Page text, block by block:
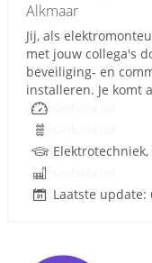
Alkmaar
Jij, als
met jouw collega's
beveiliging- en
installeren. Je komt
Laatste update: